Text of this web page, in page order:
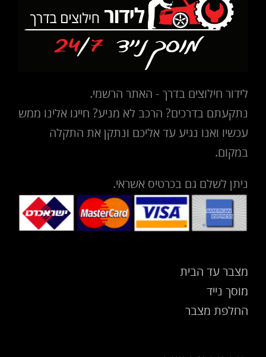
לידור חילוצים בדרך - האתר הרשמי.
נתקעתם בדרכים? הרכב לא מניע? חייגו אלינו ממש
עכשיו ואנו נגיע עד אליכם ונתקן את התקלה
במקום.
ניתן לשלם גם בכרטיס אשראי.
מצבר עד הבית
מוסך נייד
החלפת מצבר